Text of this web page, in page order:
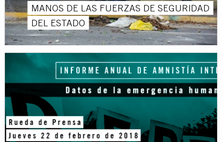
MANOS DE LAS FUERZAS DE SEGURIDAD
DEL ESTADO